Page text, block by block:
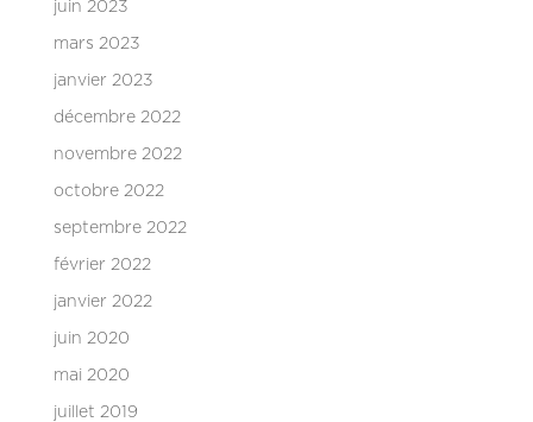
juin 2023
mars 2023
janvier 2023
décembre 2022
novembre 2022
octobre 2022
septembre 2022
février 2022
janvier 2022
juin 2020
mai 2020
juillet 2019